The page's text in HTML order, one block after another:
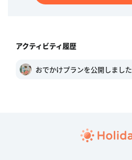
アクティビティ履歴
おでかけプランを公開しました